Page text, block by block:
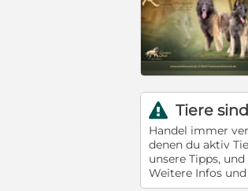
r Tiere
Handel immer
denen du aktiv
unsere Tipps,
Weitere Infos